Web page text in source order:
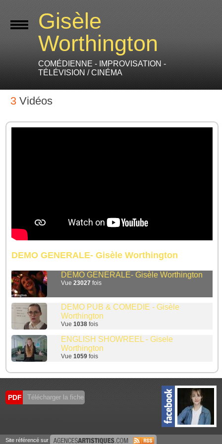
Gisèle
Worthington
COMÉDIENNE - IMPROVISATION -
TÉLÉVISION / CINÉMA
3 Vidéos
DEMO GENERALE- Gisèle Worthington
DEMO GENERALE- Gisèle Worthington
Vue23027 fois
DEMO PUB & COMEDIE - Gisèle
Worthington
Vue1038 fois
ENGLISH SHOWREEL - Gisele
Worthington
Vue1059 fois
PDF Télécharger la fiche
Site référencé sur